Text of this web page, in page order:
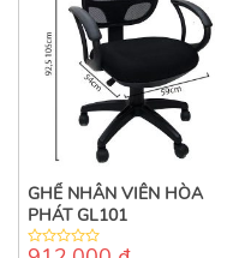
GHẾ NHÂN VIÊN HÒA
PHÁT GL101